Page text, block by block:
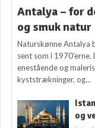
Antalya – for
og smuk natur
Naturskønne Antalya
sent som i
enestående og
kyststrækninger, og...
og